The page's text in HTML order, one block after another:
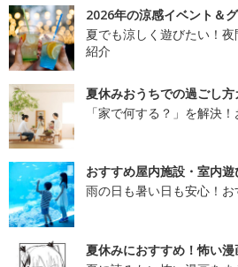
2026年の涼感イベント＆
夏でも涼しく遊びたい！
紹介
夏休みおうちでの過ごし方
「家で何する？」を解決
おすすめ屋内施設・室内
雨の日も暑い日も安心！
夏休みにおすすめ！怖い漫